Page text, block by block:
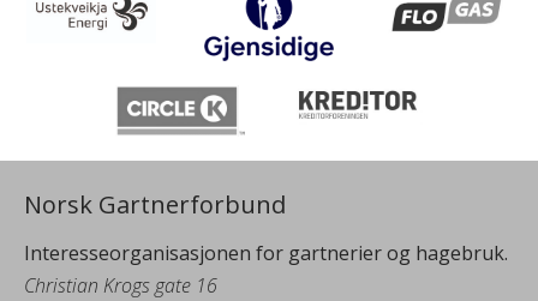
Norsk Gartnerforbund
Interesseorganisasjonen for gartnerier og hagebruk.
Christian Krogs gate 16